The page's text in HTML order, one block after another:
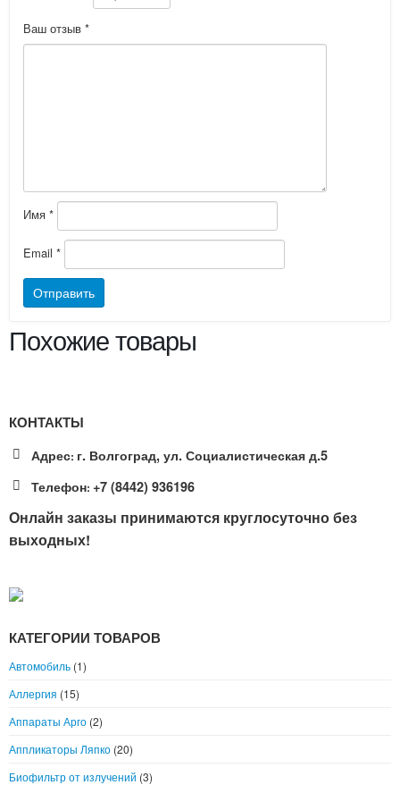
Ваш отзыв *
Имя *
Email *
Похожие товары
КОНТАКТЫ
Адрес: г. Волгоград, ул. Социалистическая д.5
Телефон: +7 (8442) 936196
Онлайн заказы принимаются круглосуточно без
выходных!
КАТЕГОРИИ ТОВАРОВ
Автомобиль (1)
Аллергия (15)
Аппараты Арго (2)
Аппликаторы Ляпко (20)
Биофильтр от излучений (3)